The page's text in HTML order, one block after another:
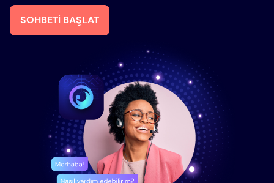
Blog
SOHBETI BAŞLAT